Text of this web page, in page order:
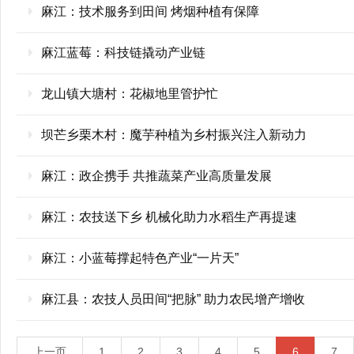
麻江：技术服务到田间 烤烟种植有保障
麻江蓝莓：科技链撬动产业链
龙山镇大塘村：花椒地里管护忙
坝芒乡栗木村：魔芋种植为乡村振兴注入新动力
麻江：政企携手 共推蔬菜产业高质量发展
麻江：农技送下乡 机械化助力水稻生产再提速
麻江：小蓝莓撑起特色产业“一片天”
麻江县：农技人员田间“把脉” 助力农民增产增收